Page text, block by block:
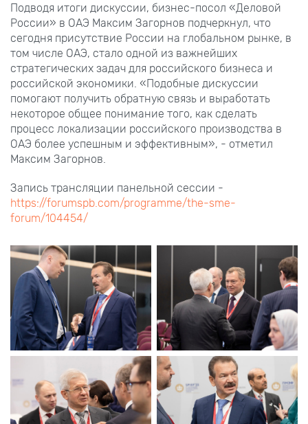
Подводя итоги дискуссии, бизнес-посол «Деловой
России» в ОАЭ Максим Загорнов подчеркнул, что
сегодня присутствие России на глобальном рынке, в
том числе ОАЭ, стало одной из важнейших
стратегических задач для российского бизнеса и
российской экономики. «Подобные дискуссии
помогают получить обратную связь и выработать
некоторое общее понимание того, как сделать
процесс локализации российского производства в
ОАЭ более успешным и эффективным», - отметил
Максим Загорнов.
Запись трансляции панельной сессии -
https://forumspb.com/programme/the-sme-
forum/104454/